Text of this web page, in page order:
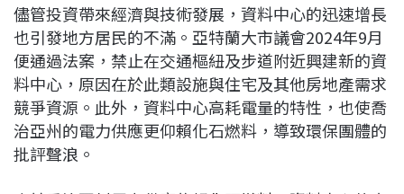
儘管投資帶來經濟與技術發展，資料中心的迅速增長
也引發地方居民的不滿。亞特蘭大市議會2024年9月
便通過法案，禁止在交通樞紐及步道附近興建新的資
料中心，原因在於此類設施與住宅及其他房地產需求
競爭資源。此外，資料中心高耗電量的特性，也使喬
治亞州的電力供應更仰賴化石燃料，導致環保團體的
批評聲浪。